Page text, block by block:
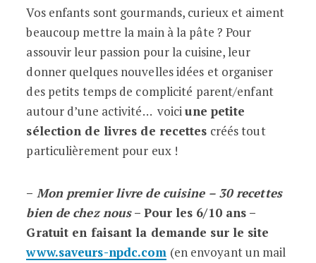
Des livres de recettes pour les kids
Vos enfants sont gourmands, curieux et aiment
beaucoup mettre la main à la pâte ? Pour
assouvir leur passion pour la cuisine, leur
donner quelques nouvelles idées et organiser
des petits temps de complicité parent/enfant
autour d’une activité… voiciune petite
sélection de livres de recettes créés tout
particulièrement pour eux !
– Mon premier livre de cuisine – 30 recettes
bien de chez nous– Pour les 6/10 ans –
Gratuit en faisant la demande sur le site
www.saveurs-npdc.com (en envoyant un mail